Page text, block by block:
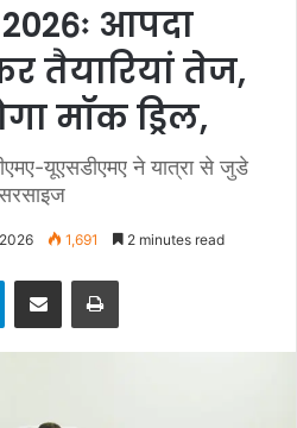
2026ः आपदा
तैयारियां तेज,
मॉक ड्रिल,
यूएसडीएमए ने यात्रा से जुडे
1,691 2 minutes read
Telegram